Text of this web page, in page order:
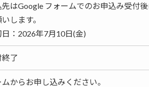
はGoogle フォームでのお申込み受付後
します。
日：2026年7月10日(金)
了
からお申し込みください。